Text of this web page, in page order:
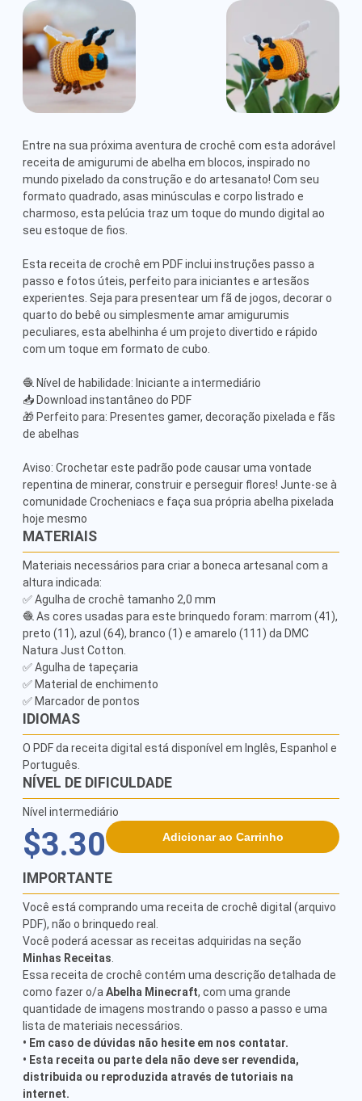
Entre na sua próxima aventura de crochê com esta adorável
receita de amigurumi de abelha em blocos, inspirado no
mundo pixelado da construção e do artesanato! Com seu
formato quadrado, asas minúsculas e corpo listrado e
charmoso, esta pelúcia traz um toque do mundo digital ao
seu estoque de fios.
Esta receita de crochê em PDF inclui instruções passo a
passo e fotos úteis, perfeito para iniciantes e artesãos
experientes. Seja para presentear um fã de jogos, decorar o
quarto do bebê ou simplesmente amar amigurumis
peculiares, esta abelhinha é um projeto divertido e rápido
com um toque em formato de cubo.
🧶 Nível de habilidade: Iniciante a intermediário
📥 Download instantâneo do PDF
🎁 Perfeito para: Presentes gamer, decoração pixelada e fãs
de abelhas
Aviso: Crochetar este padrão pode causar uma vontade
repentina de minerar, construir e perseguir flores! Junte-se à
comunidade Crocheniacs e faça sua própria abelha pixelada
hoje mesmo
MATERIAIS
Materiais necessários para criar a boneca artesanal com a
altura indicada:
✅ Agulha de crochê tamanho 2,0 mm
🧶 As cores usadas para este brinquedo foram: marrom (41),
preto (11), azul (64), branco (1) e amarelo (111) da DMC
Natura Just Cotton.
✅ Agulha de tapeçaria
✅ Material de enchimento
✅ Marcador de pontos
IDIOMAS
O PDF da receita digital está disponível em Inglês, Espanhol e
Português.
NÍVEL DE DIFICULDADE
Nível intermediário
$3.30 Adicionar ao Carrinho
IMPORTANTE
Você está comprando uma receita de crochê digital (arquivo
PDF), não o brinquedo real.
Você poderá acessar as receitas adquiridas na seção
Minhas Receitas
Essa receita de crochê contém uma descrição detalhada de
como fazer o/a Abelha Minecraft, com uma grande
quantidade de imagens mostrando o passo a passo e uma
lista de materiais necessários.
• Em caso de dúvidas não hesite em nos contatar.
• Esta receita ou parte dela não deve ser revendida,
distribuida ou reproduzida através de tutoriais na
internet.